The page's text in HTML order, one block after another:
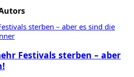
sterben – aber es sind die
Festivals sterben – aber